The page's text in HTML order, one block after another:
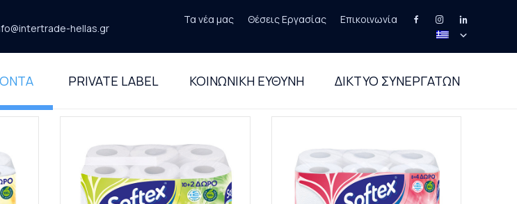
hellas.gr
Τα νέα μας Θέσεις Εργασίας Επικοινωνία
PRIVATE LABEL ΚΟΙΝΩΝΙΚΗ ΕΥΘΥΝΗ ΔΙΚΤΥΟ ΣΥΝΕΡΓΑΤΩΝ